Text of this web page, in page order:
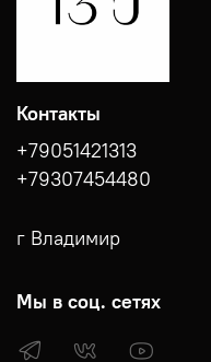
Контакты
+79051421313
+79307454480
г Владимир
Мы в соц. сетях